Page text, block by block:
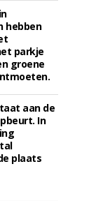
hebben
parkje
groene
aan de
In
plaats